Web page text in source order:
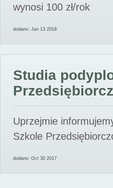
wynosi 100 zł/rok
dodano: Jan 13 2018
Studia
Uprzejmie
Szkole
dodano: Oct 30 2017